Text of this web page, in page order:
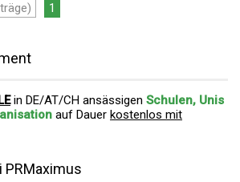
1
in DE/AT/CH ansässigen Schulen, Unis
auf Dauer kostenlos mit